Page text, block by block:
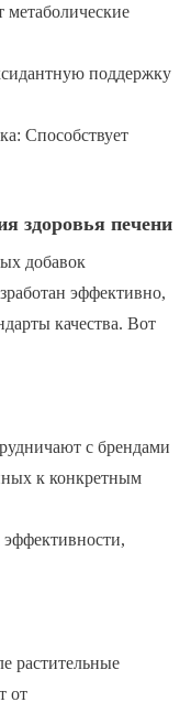
метаболические
поддержку
Способствует
здоровья печени
добавок
эффективно,
качества. Вот
с брендами
к конкретным
растительные
от